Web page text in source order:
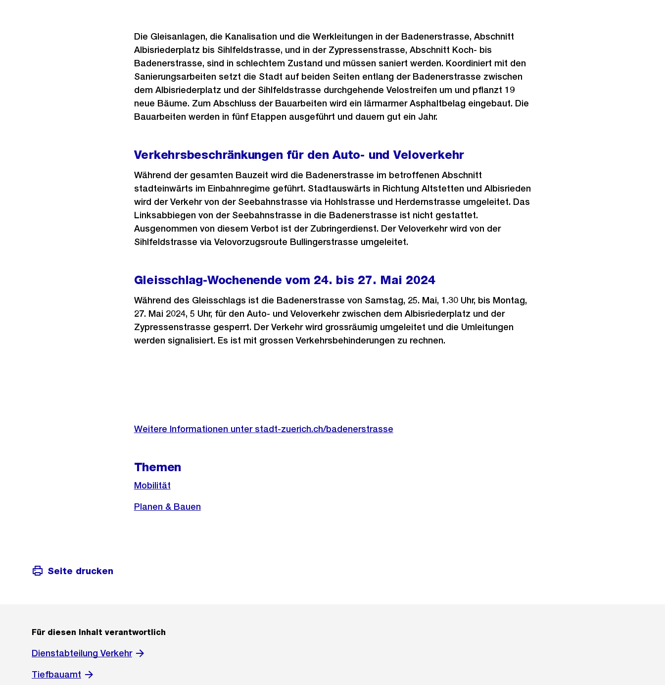
Die Gleisanlagen, die Kanalisation und die Werkleitungen in der Badenerstrasse, Abschnitt
Albisriederplatz bis Sihlfeldstrasse, und in der Zypressenstrasse, Abschnitt Koch- bis
Badenerstrasse, sind in schlechtem Zustand und müssen saniert werden. Koordiniert mit den
Sanierungsarbeiten setzt die Stadt auf beiden Seiten entlang der Badenerstrasse zwischen
dem Albisriederplatz und der Sihlfeldstrasse durchgehende Velostreifen um und pflanzt 19
neue Bäume. Zum Abschluss der Bauarbeiten wird ein lärmarmer Asphaltbelag eingebaut. Die
Bauarbeiten werden in fünf Etappen ausgeführt und dauern gut ein Jahr.
Verkehrsbeschränkungen für den Auto- und Veloverkehr
Während der gesamten Bauzeit wird die Badenerstrasse im betroffenen Abschnitt
stadteinwärts im Einbahnregime geführt. Stadtauswärts in Richtung Altstetten und Albisrieden
wird der Verkehr von der Seebahnstrasse via Hohlstrasse und Herdernstrasse umgeleitet. Das
Linksabbiegen von der Seebahnstrasse in die Badenerstrasse ist nicht gestattet.
Ausgenommen von diesem Verbot ist der Zubringerdienst. Der Veloverkehr wird von der
Sihlfeldstrasse via Velovorzugsroute Bullingerstrasse umgeleitet.
Gleisschlag-Wochenende vom 24. bis 27. Mai 2024
Während des Gleisschlags ist die Badenerstrasse von Samstag, 25. Mai, 1.30 Uhr, bis Montag,
27. Mai 2024, 5 Uhr, für den Auto- und Veloverkehr zwischen dem Albisriederplatz und der
Zypressenstrasse gesperrt. Der Verkehr wird grossräumig umgeleitet und die Umleitungen
werden signalisiert. Es ist mit grossen Verkehrsbehinderungen zu rechnen.
Weitere Informationen unter stadt-zuerich.ch/badenerstrasse
Themen
Mobilität
Planen & Bauen
Seite drucken
Für diesen Inhalt verantwortlich
Dienstabteilung Verkehr
Tiefbauamt